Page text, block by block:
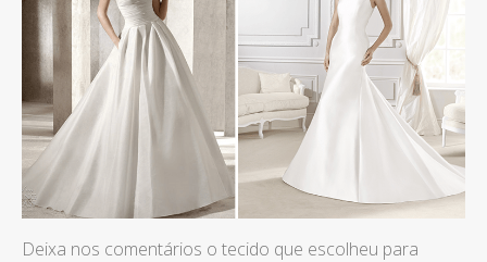
Deixa nos comentários o tecido que escolheu para